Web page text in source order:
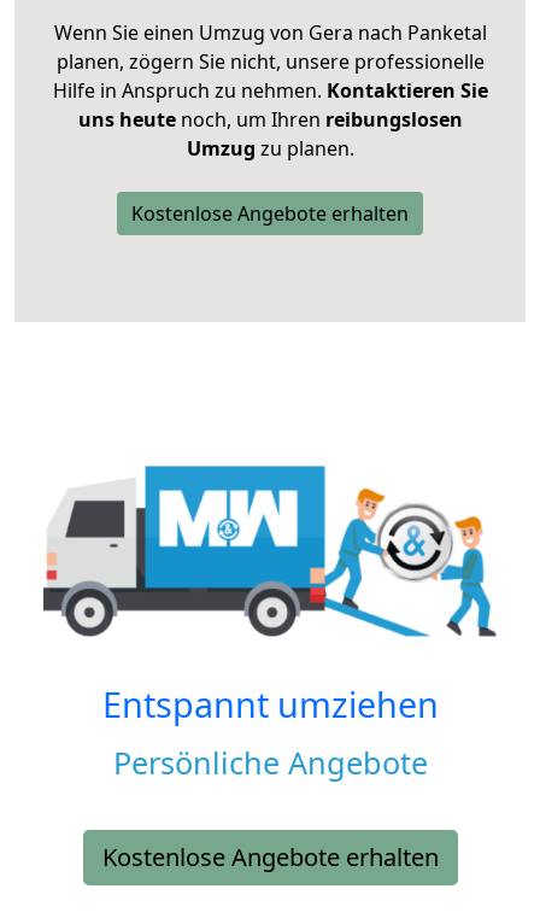
Wenn Sie einen Umzug von Gera nach Panketal
planen, zögern Sie nicht, unsere professionelle
Hilfe in Anspruch zu nehmen. Kontaktieren Sie
uns heutenoch, um Ihren reibungslosen
Umzug zu planen.
Kostenlose Angebote erhalten
Entspannt umziehen
Persönliche Angebote
Kostenlose Angebote erhalten